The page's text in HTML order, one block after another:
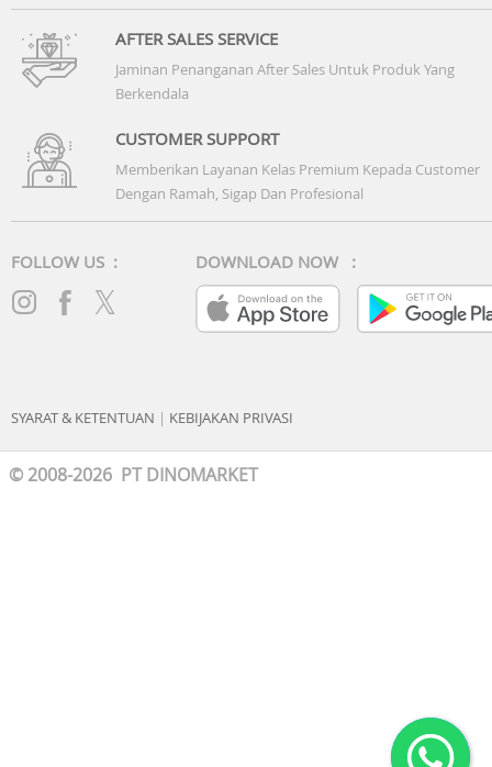
Spesifikasi dapat berubah sewaktu-waktu tanpa pemberitahuan. Harap
tanyakan kepada Customer service untuk konfirmasi lebih lanjut
produk.
AFTER SALES SERVICE
Jaminan Penanganan After Sales Untuk Produk Yang
Berkendala
CUSTOMER SUPPORT
Memberikan Layanan Kelas Premium Kepada Customer
Dengan Ramah, Sigap Dan Profesional
FOLLOW US : DOWNLOAD NOW :
SYARAT & KETENTUAN | KEBIJAKAN PRIVASI
© 2008-2026 PT DINOMARKET